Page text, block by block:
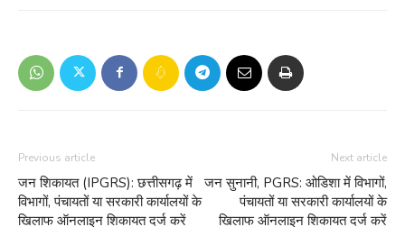
Previous article
जन शिकायत (IPGRS): छत्तीसगढ़ में
विभागों, पंचायतों या सरकारी कार्यालयों के
खिलाफ ऑनलाइन शिकायत दर्ज करें
Next article
जन सुनानी, PGRS: ओडिशा में विभागों,
पंचायतों या सरकारी कार्यालयों के
खिलाफ ऑनलाइन शिकायत दर्ज करें